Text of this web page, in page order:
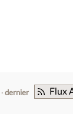
Flux
dernier